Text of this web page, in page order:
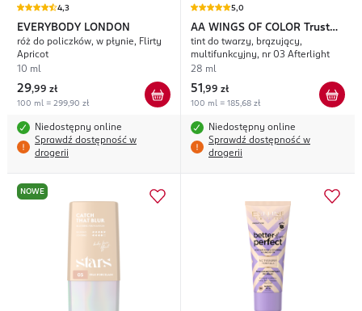
4,3
EVERYBODY LONDON
róż do policzków, w płynie, Flirty
Apricot
10 ml
29,99 zł
100 ml = 299,90 zł
Niedostępny online
Sprawdź dostępność w
drogerii
5,0
AA WINGS OF COLOR Trust
Your Wings
tint do twarzy, brązujący,
multifunkcyjny, nr 03 Afterlight
28 ml
51 ,99 zł
100 ml = 185,68 zł
Niedostępny online
Sprawdź dostępność w
drogerii
NOWE